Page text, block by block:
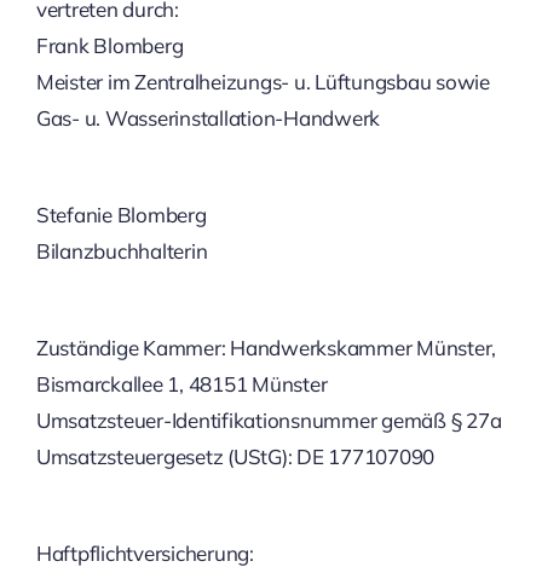
vertreten durch:
Frank Blomberg
Meister im Zentralheizungs- u. Lüftungsbau sowie
Gas- u. Wasserinstallation-Handwerk
Stefanie Blomberg
Bilanzbuchhalterin
Zuständige Kammer: Handwerkskammer Münster,
Bismarckallee 1, 48151 Münster
Umsatzsteuer-Identifikationsnummer gemäß § 27a
Umsatzsteuergesetz (UStG): DE 177107090
Haftpflichtversicherung: